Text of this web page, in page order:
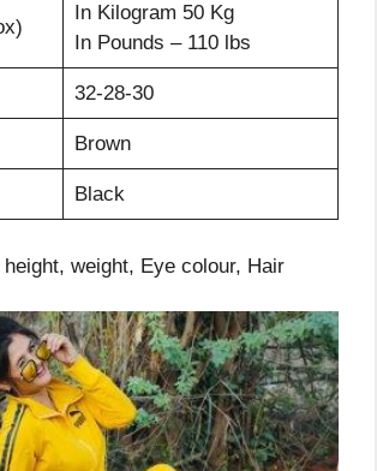
In Kilogram 50 Kg
In Pounds – 110 lbs
32-28-30
Brown
Black
weight, Eye colour, Hair